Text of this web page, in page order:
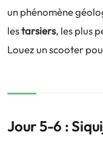
un phénomène
lestarsiers, les plus
Louez un scooter
Jour 5-6 :